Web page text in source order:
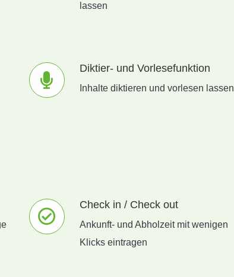
lassen
Diktier- und Vorlesefunktion
Inhalte diktieren und vorlesen lassen
Check in / Check out
Ankunft- und Abholzeit mit wenigen
Klicks eintragen